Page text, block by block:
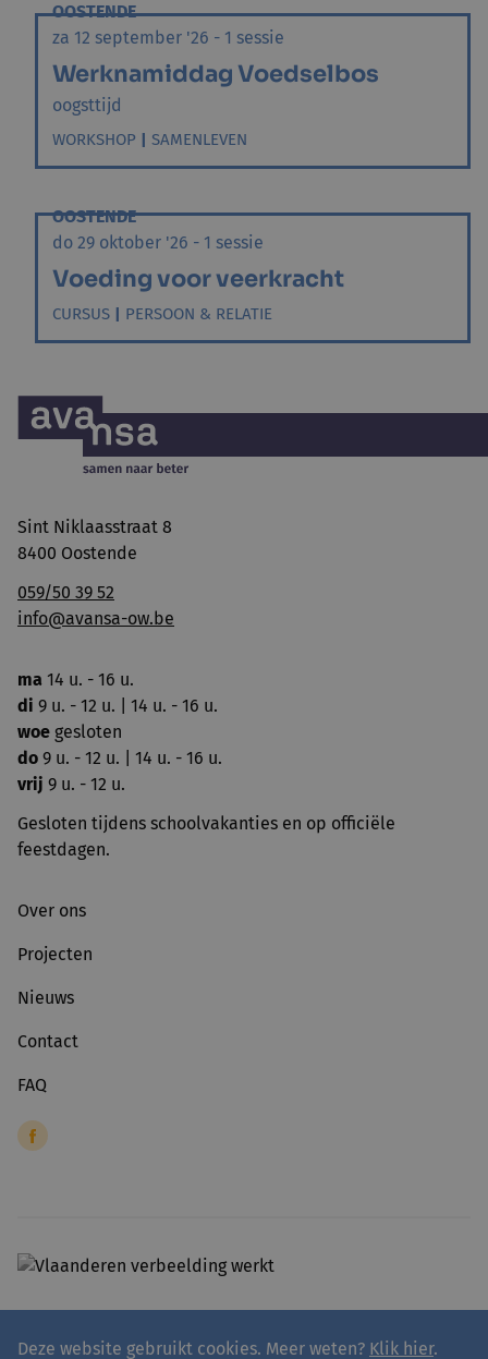
OOSTENDE
za 12 september '26 - 1 sessie
Werknamiddag Voedselbos
oogsttijd
WORKSHOP | SAMENLEVEN
OOSTENDE
do 29 oktober '26 - 1 sessie
Voeding voor veerkracht
CURSUS | PERSOON & RELATIE
Sint Niklaasstraat 8
8400 Oostende
059/50 39 52
info@avansa-ow.be
ma 14 u. - 16 u.
di 9 u. - 12 u. | 14 u. - 16 u.
woe gesloten
do 9 u. - 12 u. | 14 u. - 16 u.
vrij 9 u. - 12 u.
Gesloten tijdens schoolvakanties en op officiële
feestdagen.
Over ons
Projecten
Nieuws
Contact
FAQ
Deze website gebruikt cookies. Meer weten? Klik hier.